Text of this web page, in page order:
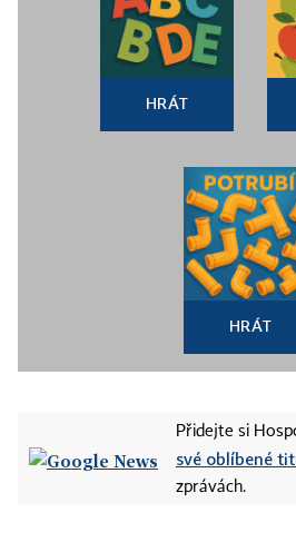
HRÁT
HRÁT
Přidejte si
své oblíbené
zprávách.